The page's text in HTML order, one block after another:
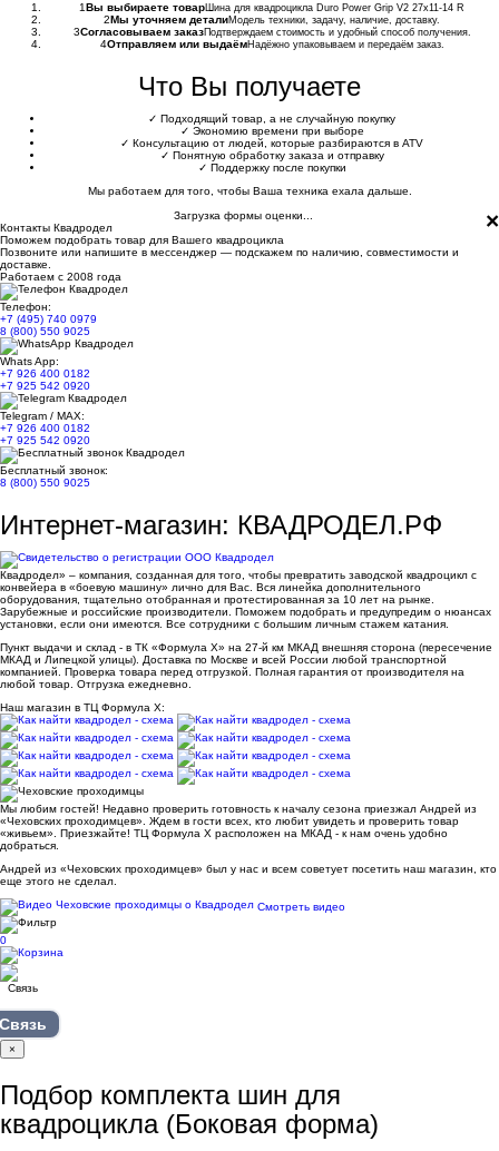
1 Вы выбираете товарШина для квадроцикла Duro Power Grip V2 27x11-14 R
2 Мы уточняем деталиМодель техники, задачу, наличие, доставку.
3Согласовываем заказПодтверждаем стоимость и удобный способ получения.
4Отправляем или выдаёмНадёжно упаковываем и передаём заказ.
Что Вы получаете
✓ Подходящий товар, а не случайную покупку
✓ Экономию времени при выборе
✓ Консультацию от людей, которые разбираются в ATV
✓ Понятную обработку заказа и отправку
✓ Поддержку после покупки
Мы работаем для того, чтобы Ваша техника ехала дальше.
×
Загрузка формы оценки...
Контакты Квадродел
Поможем подобрать товар для Вашего квадроцикла
Позвоните или напишите в мессенджер — подскажем по наличию, совместимости и
доставке.
Работаем с 2008 года
Телефон:
+7 (495) 740 0979
8 (800) 550 9025
Whats App:
+7 926 400 0182
+7 925 542 0920
Telegram / MAX:
+7 926 400 0182
+7 925 542 0920
Бесплатный звонок:
8 (800) 550 9025
Интернет-магазин: КВАДРОДЕЛ.РФ
Квадродел» – компания, созданная для того, чтобы превратить заводской квадроцикл с
конвейера в «боевую машину» лично для Вас. Вся линейка дополнительного
оборудования, тщательно отобранная и протестированная за 10 лет на рынке.
Зарубежные и российские производители. Поможем подобрать и предупредим о нюансах
установки, если они имеются. Все сотрудники с большим личным стажем катания.
Пункт выдачи и склад - в ТК «Формула X» на 27-й км МКАД внешняя сторона (пересечение
МКАД и Липецкой улицы). Доставка по Москве и всей России любой транспортной
компанией. Проверка товара перед отгрузкой. Полная гарантия от производителя на
любой товар. Отгрузка ежедневно.
Наш магазин в ТЦ Формула Х:
Мы любим гостей! Недавно проверить готовность к началу сезона приезжал Андрей из
«Чеховских проходимцев». Ждем в гости всех, кто любит увидеть и проверить товар
«живьем». Приезжайте! ТЦ Формула Х расположен на МКАД - к нам очень удобно
добраться.
Андрей из «Чеховских проходимцев» был у нас и всем советует посетить наш магазин, кто
еще этого не сделал.
Смотреть видео
0
×
Подбор комплекта шин для
квадроцикла (Боковая форма)